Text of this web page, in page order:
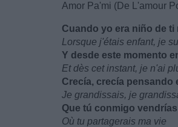
Amor Pa'mi (De L'amour
Cuando yo era niño de ti
Lorsque j'étais enfant, je
Y desde este momento
Et dès cet instant, je n'ai
Crecía, crecía pensando
Je grandissais, je
Que tú conmigo
Où tu partagerais ma vie